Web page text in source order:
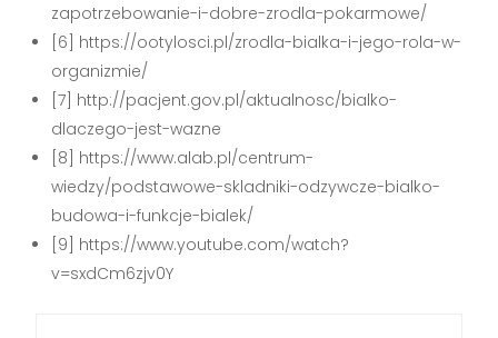
zapotrzebowanie-i-dobre-zrodla-pokarmowe/
[6] https://ootylosci.pl/zrodla-bialka-i-jego-rola-w-
organizmie/
[7] http://pacjent.gov.pl/aktualnosc/bialko-
dlaczego-jest-wazne
[8] https://www.alab.pl/centrum-
wiedzy/podstawowe-skladniki-odzywcze-bialko-
budowa-i-funkcje-bialek/
[9] https://www.youtube.com/watch?
v=sxdCm6zjv0Y